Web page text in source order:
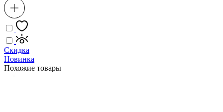
Скидка
Новинка
Похожие товары